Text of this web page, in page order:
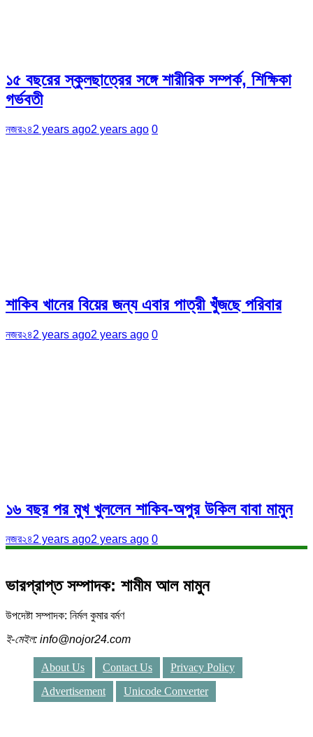
১৫ বছরের স্কুলছাত্রের সঙ্গে শারীরিক সম্পর্ক, শিক্ষিকা
গর্ভবতী
নজর২৪2 years ago2 years ago 0
শাকিব খানের বিয়ের জন্য এবার পাত্রী খুঁজছে পরিবার
নজর২৪2 years ago2 years ago 0
১৬ বছর পর মুখ খুললেন শাকিব-অপুর উকিল বাবা মামুন
নজর২৪2 years ago2 years ago 0
ভারপ্রাপ্ত সম্পাদক: শামীম আল মামুন
উপদেষ্টা সম্পাদক: নির্মল কুমার বর্মণ
ই-মেইল: info@nojor24.com
About Us Contact Us
Privacy Policy
Advertisement
Unicode Converter